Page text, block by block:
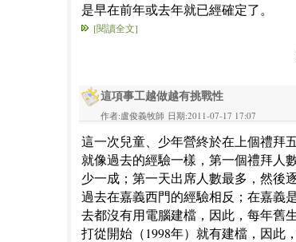
是早在前年或去年就已經確定了。
[閱讀全文]
這項事工越做越有挑戰性
作者:盧俊義牧師 日期:2011-07-17 17:07
這一次兒童、少年營終於在上個禮拜
就像過去的經驗一樣，第一個禮拜人
少一成；第一天出席人數最多，然後
過去在嘉義西門的經驗相反；在嘉義
去都沒有用電腦建檔，因此，每年舊
打從開始（1998年）就有建檔，因此